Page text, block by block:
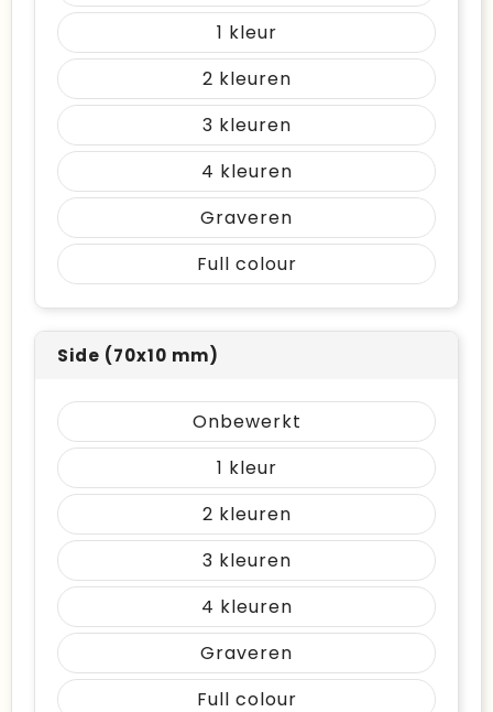
1
2
3
4
Graveren
Full colour
Side (70x10 mm)
Onbewerkt
1
2
3
4
Graveren
Full colour